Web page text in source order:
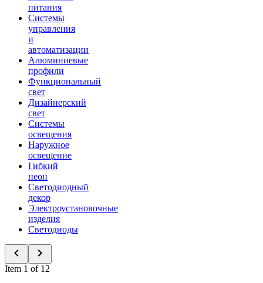
питания
Системы
управления
и
автоматизации
Алюминиевые
профили
Функциональный
свет
Дизайнерский
свет
Системы
освещения
Наружное
освещение
Гибкий
неон
Светодиодный
декор
Электроустановочные
изделия
Светодиоды
Item 1 of 12